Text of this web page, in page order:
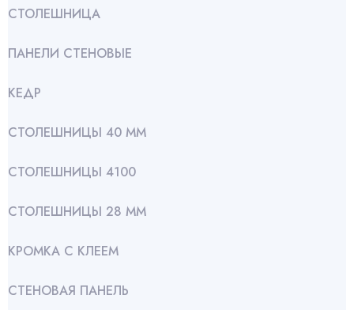
СТОЛЕШНИЦА
ПАНЕЛИ СТЕНОВЫЕ
КЕДР
СТОЛЕШНИЦЫ 40 ММ
СТОЛЕШНИЦЫ 4100
СТОЛЕШНИЦЫ 28 ММ
КРОМКА С КЛЕЕМ
СТЕНОВАЯ ПАНЕЛЬ